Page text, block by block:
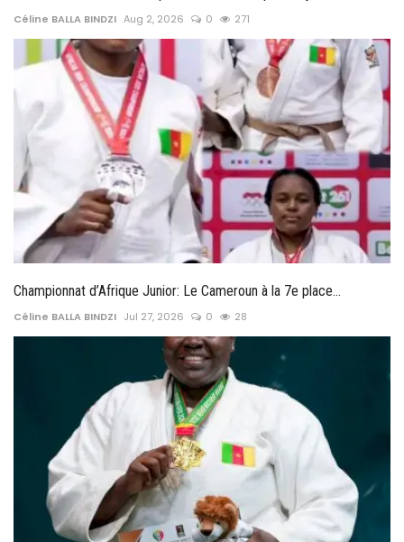
Céline BALLA BINDZI Aug 2, 2026 0 271
Championnat d’Afrique Junior: Le Cameroun à la 7e place...
Céline BALLA BINDZI Jul 27, 2026 0 28